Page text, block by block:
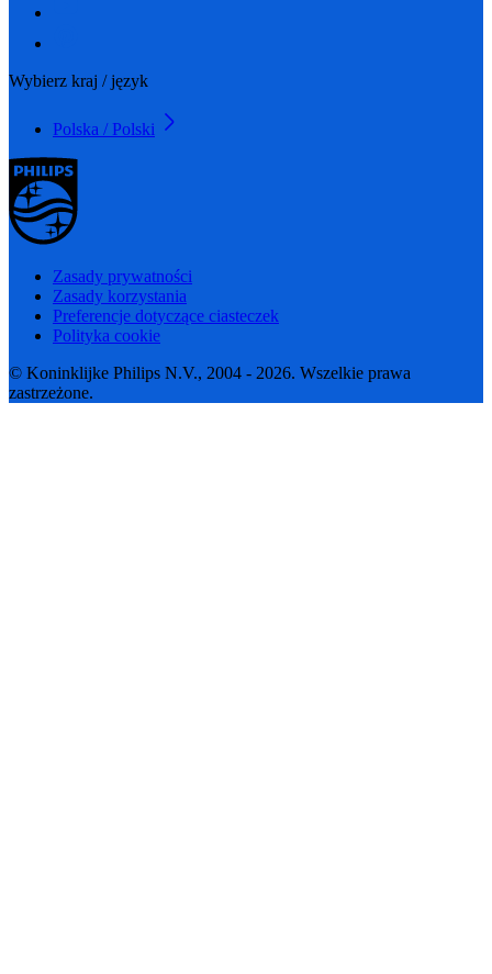
Wybierz kraj / język
Polska / Polski
Zasady prywatności
Zasady korzystania
Preferencje dotyczące ciasteczek
Polityka cookie
© Koninklijke Philips N.V., 2004 - 2026. Wszelkie prawa
zastrzeżone.